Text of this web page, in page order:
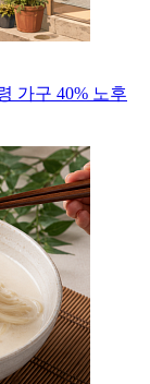
가구 40% 노후